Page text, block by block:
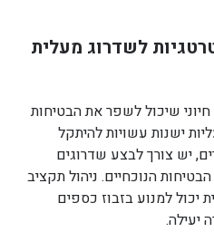
לשדרוג מעלית
שיכול לשפר את הבטיחות
ישנות עשויות להיתקל
יש צורך לבצע שדרוגים
הנוכחיים. ניהול תקציב
למנוע בזבוז כספים
יעילה.